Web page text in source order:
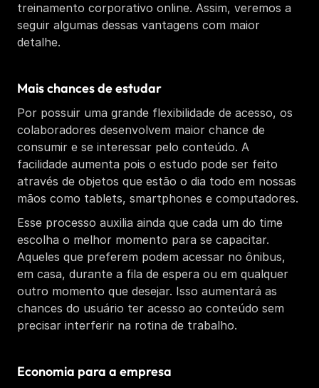
treinamento corporativo online. Assim, veremos a
seguir algumas dessas vantagens com maior
detalhe.
Mais chances de estudar
Por possuir uma grande flexibilidade de acesso, os
colaboradores desenvolvem maior chance de
consumir e se interessar pelo conteúdo. A
facilidade aumenta pois o estudo pode ser feito
através de objetos que estão o dia todo em nossas
mãos como tablets, smartphones e computadores.
Esse processo auxilia ainda que cada um do time
escolha o melhor momento para se capacitar.
Aqueles que preferem podem acessar no ônibus,
em casa, durante a fila de espera ou em qualquer
outro momento que desejar. Isso aumentará as
chances do usuário ter acesso ao conteúdo sem
precisar interferir na rotina de trabalho.
Economia para a empresa